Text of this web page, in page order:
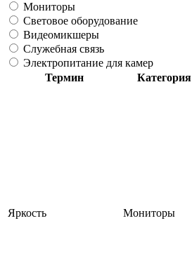
Мониторы
Световое оборудование
Видеомикшеры
Служебная связь
Электропитание для камер
Термин
Категория
Яркость Мониторы